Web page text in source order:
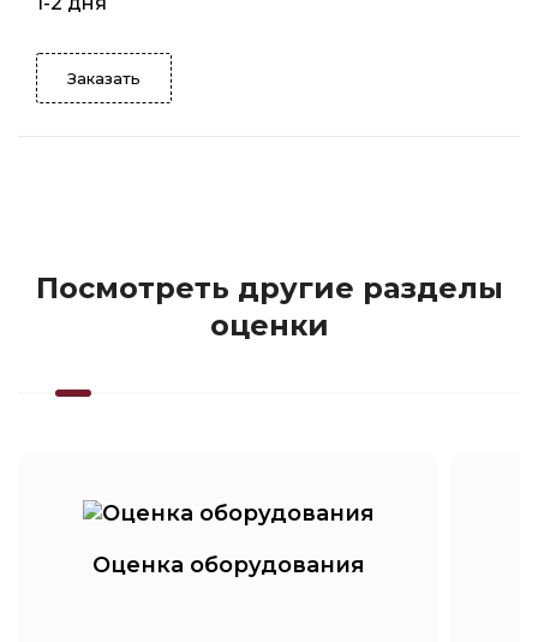
Заказать
Посмотреть другие разделы
оценки
Оценка оборудования